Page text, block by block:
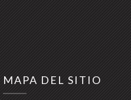
MAPA DEL SITIO